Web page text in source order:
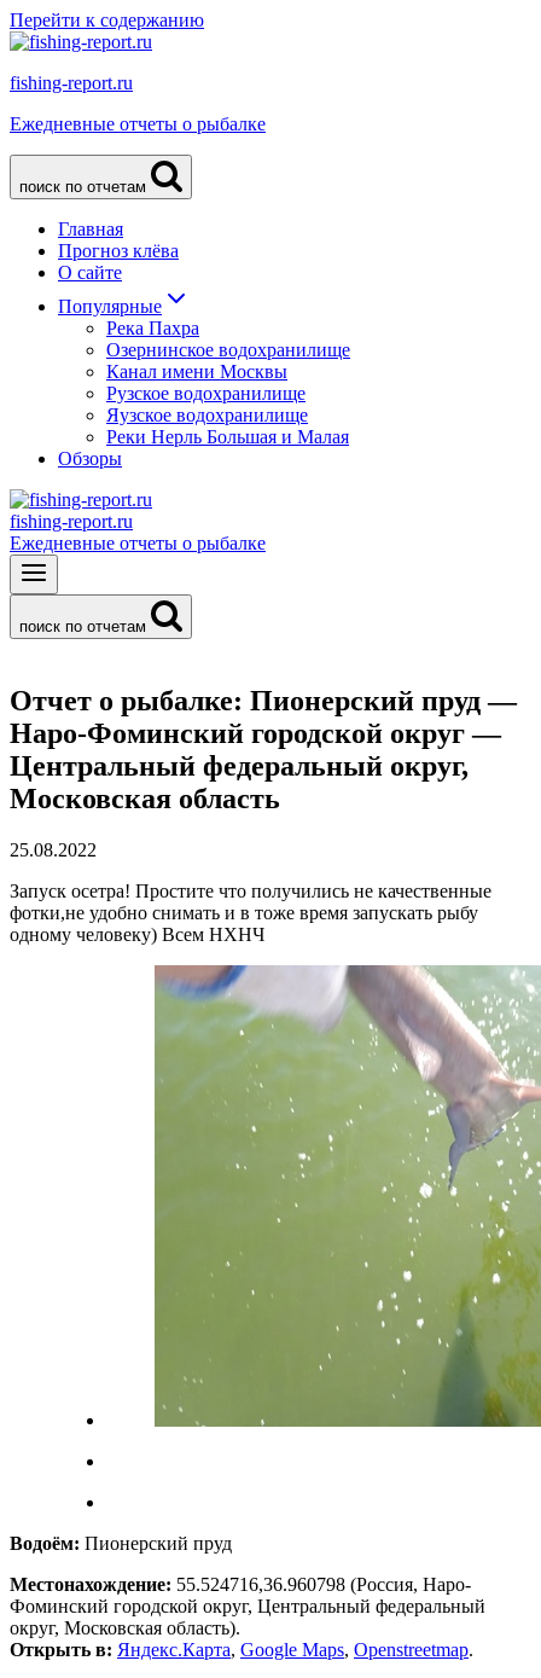
Перейти к содержанию
fishing-report.ru
Ежедневные отчеты о рыбалке
поиск по отчетам
Главная
Прогноз клёва
О сайте
Популярные
Река Пахра
Озернинское водохранилище
Канал имени Москвы
Рузское водохранилище
Яузское водохранилище
Реки Нерль Большая и Малая
Обзоры
fishing-report.ru
Ежедневные отчеты о рыбалке
поиск по отчетам
Отчет о рыбалке: Пионерский пруд —
Наро-Фоминский городской округ —
Центральный федеральный округ,
Московская область
25.08.2022
Запуск осетра! Простите что получились не качественные
фотки,не удобно снимать и в тоже время запускать рыбу
одному человеку) Всем НХНЧ
Водоём: Пионерский пруд
Местонахождение: 55.524716,36.960798 (Россия, Наро-
Фоминский городской округ, Центральный федеральный
округ, Московская область).
Открыть в: Яндекс.Карта, Google Maps, Openstreetmap.